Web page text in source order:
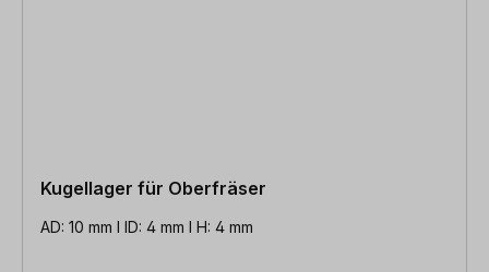
Kugellager für Oberfräser
AD: 10 mm l ID: 4 mm l H: 4 mm